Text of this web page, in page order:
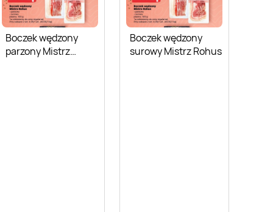
Boczek wędzony
parzony Mistrz
Boczek wędzony
surowy Mistrz Rohus